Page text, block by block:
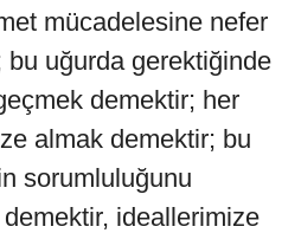
mücadelesine nefer
bu uğurda gerektiğinde
demektir; her
almak demektir; bu
sorumluluğunu
ideallerimize